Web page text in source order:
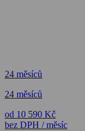
24 měsíců
24 měsíců
od 10 590 Kč
bez DPH / měsíc